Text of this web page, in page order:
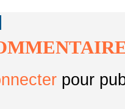
pour